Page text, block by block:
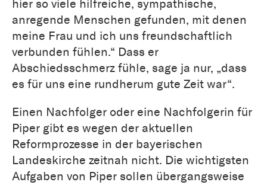
hier so viele hilfreiche, sympathische,
anregende Menschen gefunden, mit denen
meine Frau und ich uns freundschaftlich
verbunden fühlen.“ Dass er
Abschiedsschmerz fühle, sage ja nur, „dass
es für uns eine rundherum gute Zeit war“.
Einen Nachfolger oder eine Nachfolgerin für
Piper gibt es wegen der aktuellen
Reformprozesse in der bayerischen
Landeskirche zeitnah nicht. Die wichtigsten
Aufgaben von Piper sollen übergangsweise